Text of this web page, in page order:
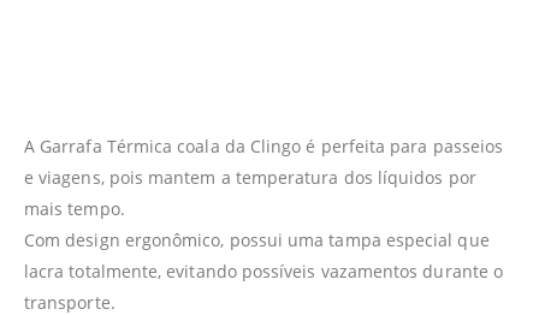
A Garrafa Térmica coala da Clingo é perfeita para passeios
e viagens, pois mantem a temperatura dos líquidos por
mais tempo.
Com design ergonômico, possui uma tampa especial que
lacra totalmente, evitando possíveis vazamentos durante o
transporte.